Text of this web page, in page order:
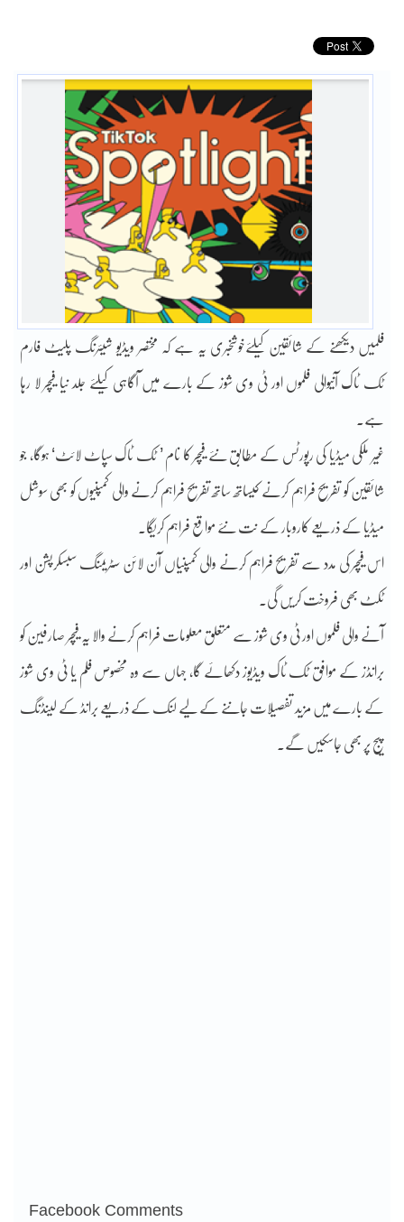
فلمیں دیکھنے کے شائقین کیلئےخوشخبری یہ ہے کہ مختصر ویڈیو شیئرنگ پلیٹ فارم
ٹک ٹاک آنیوالی فلموں اور ٹی وی شوز کے بارے میں آگاہی کیلئے جلد نیا فیچر لا رہا
ہے۔
غیر ملکی میڈیا کی رپورٹس کے مطابق نئے فیچر کا نام ’ ٹک ٹاک سپاٹ لائٹ‘ ہوگا، جو
شائقین کو تفریح فراہم کرنے کیساتھ ساتھ تفریح فراہم کرنے والی کمپنیوں کو بھی سوشل
میڈیا کے ذریعے کاروبار کے نت نئے مواقع فراہم کریگا۔
اس فیچر کی مدد سے تفریح فراہم کرنے والی کمپنیاں آن لائن سٹریمنگ سبسکرپشن اور
ٹکٹ بھی فروخت کریں گی۔
آنے والی فلموں اور ٹی وی شوز سے متعلق معلومات فراہم کرنے والا یہ فیچر صارفین کو
برانڈز کے موافق ٹک ٹاک ویڈیوز دکھائے گا، جہاں سے وہ مخصوص فلم یا ٹی وی شوز
کے بارے میں مزید تفصیلات جاننے کے لیے لنک کے ذریعے برانڈ کے لینڈنگ
پیج پر بھی جاسکیں گے۔
Facebook Comments